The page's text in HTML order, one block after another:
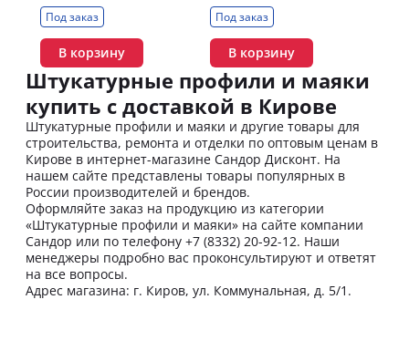
Под заказ
В корзину
Под заказ
В корзину
Штукатурные профили и маяки
купить с доставкой в Кирове
Штукатурные профили и маяки и другие товары для
строительства, ремонта и отделки по оптовым ценам в
Кирове в интернет-магазине Сандор Дисконт. На
нашем сайте представлены товары популярных в
России производителей и брендов.
Оформляйте заказ на продукцию из категории
«Штукатурные профили и маяки» на сайте компании
Сандор или по телефону +7 (8332) 20-92-12. Наши
менеджеры подробно вас проконсультируют и ответят
на все вопросы.
Адрес магазина: г. Киров, ул. Коммунальная, д. 5/1.